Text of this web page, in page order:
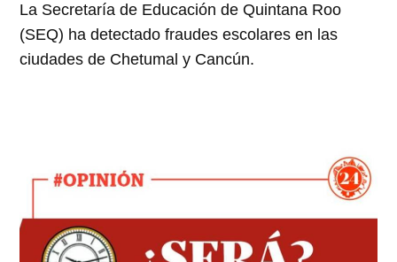
La Secretaría de Educación de Quintana Roo
(SEQ) ha detectado fraudes escolares en las
ciudades de Chetumal y Cancún.